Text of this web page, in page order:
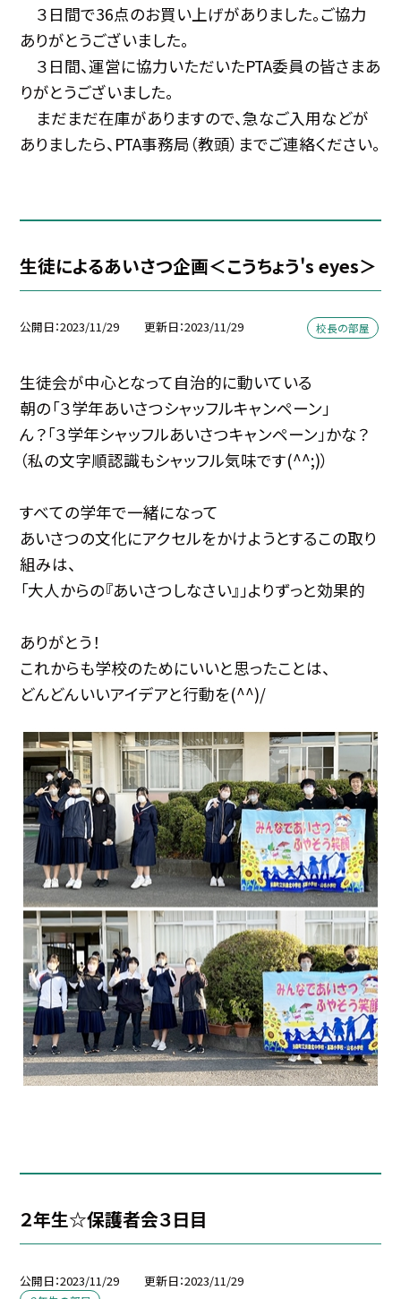
３日間で36点のお買い上げがありました。ご協力
ありがとうございました。
３日間、運営に協力いただいたPTA委員の皆さまあ
りがとうございました。
まだまだ在庫がありますので、急なご入用などが
ありましたら、PTA事務局（教頭）までご連絡ください。
生徒によるあいさつ企画＜こうちょう's eyes＞
公開日 2023/11/29 更新日 2023/11/29 校長の部屋
生徒会が中心となって自治的に動いている
朝の「３学年あいさつシャッフルキャンペーン」
ん？「３学年シャッフルあいさつキャンペーン」かな？
（私の文字順認識もシャッフル気味です(^^;)）
すべての学年で一緒になって
あいさつの文化にアクセルをかけようとするこの取り
組みは、
「大人からの『あいさつしなさい』」よりずっと効果的
ありがとう！
これからも学校のためにいいと思ったことは、
どんどんいいアイデアと行動を(^^)/
２年生☆保護者会３日目
公開日 2023/11/29 更新日 2023/11/29